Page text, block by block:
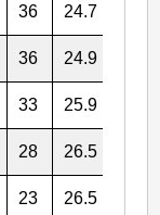
36 24.7
36 24.9
33 25.9
28 26.5
23 26.5